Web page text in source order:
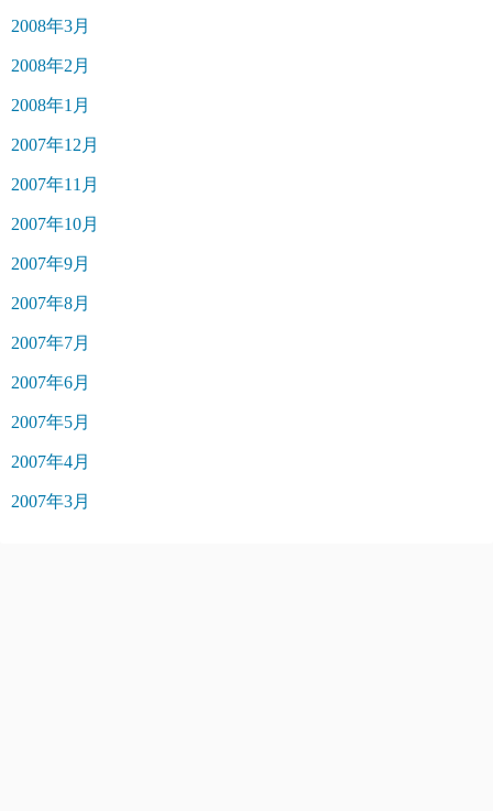
2008年3月
2008年2月
2008年1月
2007年12月
2007年11月
2007年10月
2007年9月
2007年8月
2007年7月
2007年6月
2007年5月
2007年4月
2007年3月